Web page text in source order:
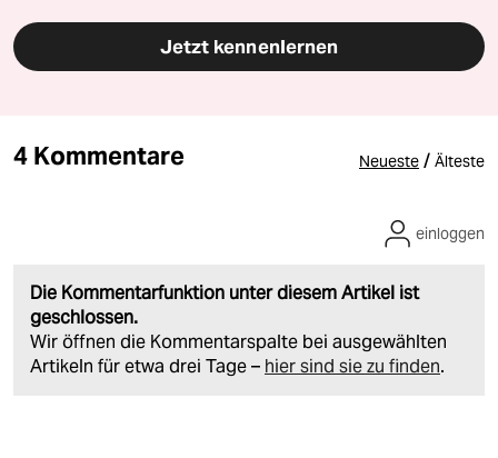
Jetzt kennenlernen
4 Kommentare Neueste / Älteste
Die Kommentarfunktion unter diesem Artikel ist
geschlossen.
Wir öffnen die Kommentarspalte bei ausgewählten
Artikeln für etwa drei Tage – hier sind sie zu finden.
einloggen